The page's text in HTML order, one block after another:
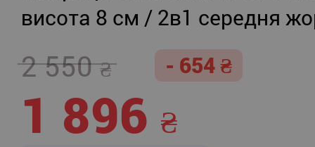
висота 8 см / 2в1 середня
2 550 - 654
1 896